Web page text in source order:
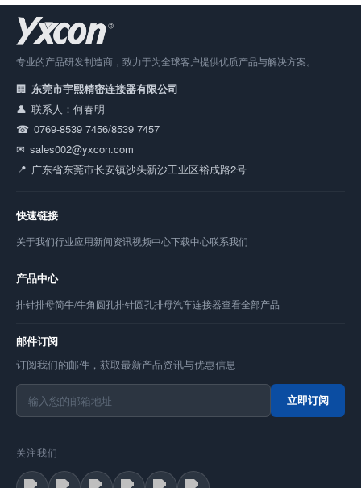
专业的产品研发制造商，致力于为全球客户提供优质产品与解决方案。
东莞市宇熙精密连接器有限公司
联系人：何春明
0769-8539 7456/8539 7457
sales002@yxcon.com
广东省东莞市长安镇沙头新沙工业区裕成路2号
快速链接
关于我们行业应用新闻资讯视频中心下载中心联系我们
产品中心
排针排母简牛/牛角圆孔排针圆孔排母汽车连接器查看全部产品
邮件订阅
订阅我们的邮件，获取最新产品资讯与优惠信息
立即订阅
关注我们